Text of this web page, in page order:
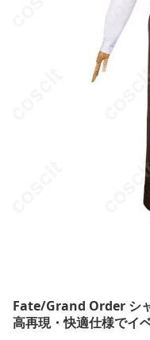
Fate/Grand Order シ
高再現・快適仕様でイ